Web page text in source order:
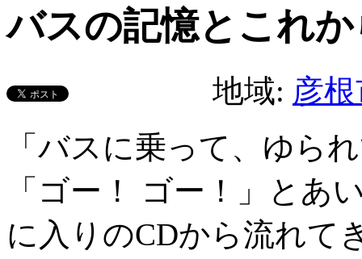
バスの記憶とこれ
地域: 彦
「バスに乗って、ゆら
「ゴー！ ゴー！」とあ
に入りのCDから流れて